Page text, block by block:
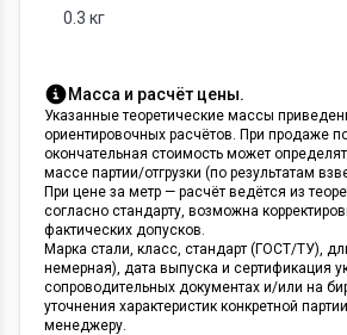
0.3 кг
Масса и расчёт цены.
Указанные теоретические массы
ориентировочных расчётов. При продаже
окончательная стоимость может
массе партии/отгрузки (по результатам
При цене за метр — расчёт ведётся из
согласно стандарту, возможна
фактических допусков.
Марка стали, класс, стандарт (ГОСТ/ТУ),
немерная), дата выпуска и сертификация
сопроводительных документах и/или на
уточнения характеристик конкретной
менеджеру.